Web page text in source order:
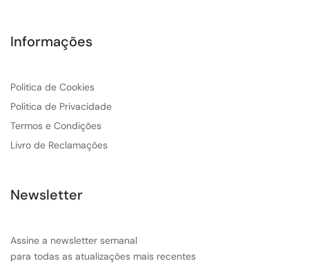
Informações
Politica de Cookies
Politica de Privacidade
Termos e Condições
Livro de Reclamações
Newsletter
Assine a newsletter semanal
para todas as atualizações mais recentes